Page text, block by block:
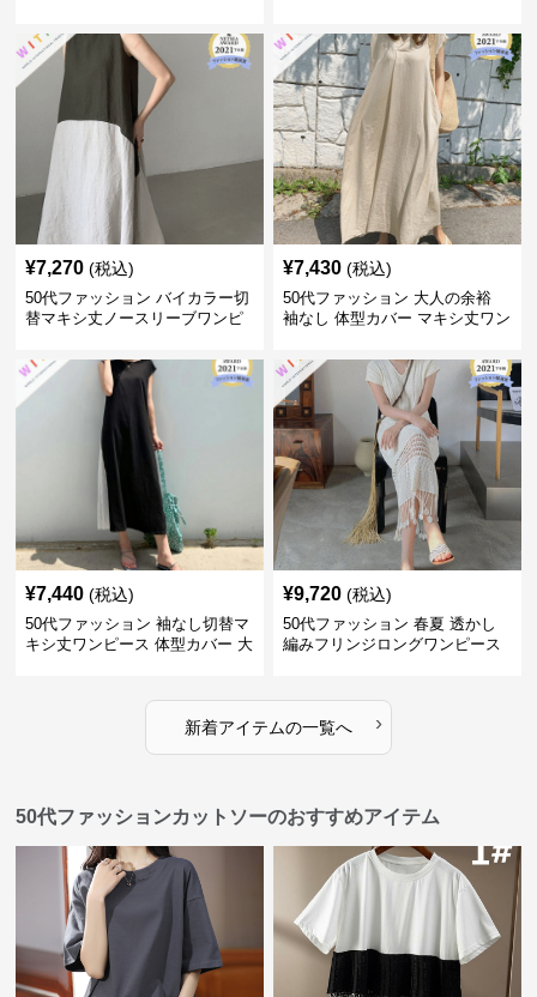
¥7,270 (税込)
50代ファッション バイカラー切
替マキシ丈ノースリーブワンピ
¥7,430 (税込)
50代ファッション 大人の余裕
袖なし 体型カバー マキシ丈ワン
¥7,440 (税込)
50代ファッション 袖なし切替マ
キシ丈ワンピース 体型カバー 大
¥9,720 (税込)
50代ファッション 春夏 透かし
編みフリンジロングワンピース
新着アイテムの一覧へ ›
50代ファッションカットソーのおすすめアイテム